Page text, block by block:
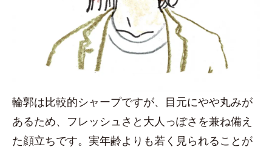
輪郭は比較的シャープですが、目元にやや丸みが
あるため、フレッシュさと大人っぽさを兼ね備え
た顔立ちです。実年齢よりも若く見られることが